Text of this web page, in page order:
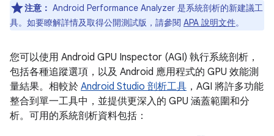
注意： Android Performance Analyzer 是系統剖析的新建議工
具。如要瞭解詳情及取得公開測試版，請參閱 APA 說明文件。
您可以使用 Android GPU Inspector (AGI) 執行系統剖析，
包括各種追蹤選項，以及 Android 應用程式的 GPU 效能測
量結果。相較於 Android Studio 剖析工具 ，AGI 將許多功能
整合到單一工具中，並提供更深入的 GPU 涵蓋範圍和分
析。可用的系統剖析資料包括：